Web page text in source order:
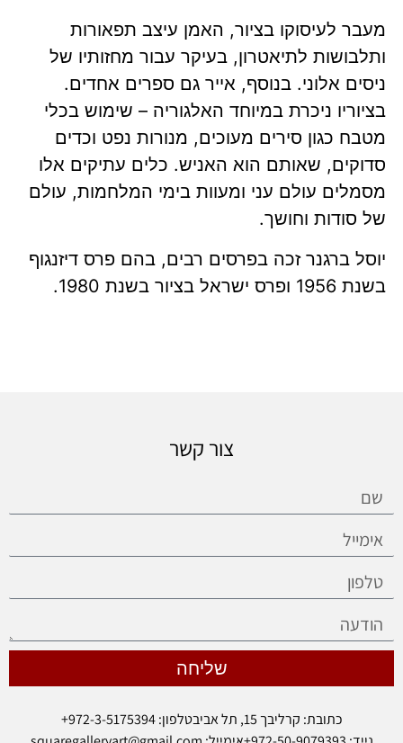
מעבר לעיסוקו בציור, האמן עיצב תפאורות
ותלבושות לתיאטרון, בעיקר עבור מחזותיו של
ניסים אלוני. בנוסף, אייר גם ספרים אחדים.
בציוריו ניכרת במיוחד האלגוריה – שימוש בכלי
מטבח כגון סירים מעוכים, מנורות נפט וכדים
סדוקים, שאותם הוא האניש. כלים עתיקים אלו
מסמלים עולם עני ומעוות בימי המלחמות, עולם
של סודות וחושך.
יוסל ברגנר זכה בפרסים רבים, בהם פרס דיזנגוף
בשנת 1956 ופרס ישראל בציור בשנת 1980.
צור קשר
שליחה
כתובת: קרליבך 15, תל אביב
טלפון: 972-3-5175394+